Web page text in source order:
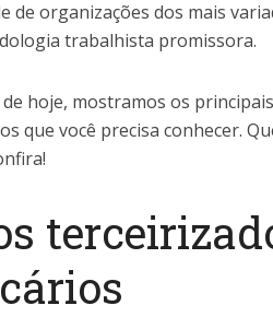
de organizações dos mais
trabalhista promissora.
hoje, mostramos os
que você precisa conhecer.